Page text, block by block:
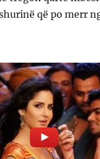
që po merr